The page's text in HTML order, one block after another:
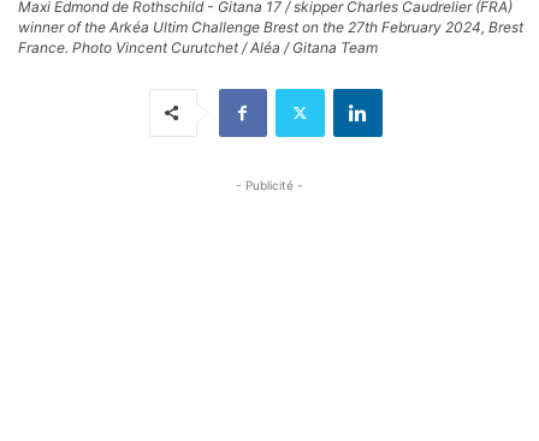
Maxi Edmond de Rothschild - Gitana 17 / skipper Charles Caudrelier (FRA)
winner of the Arkéa Ultim Challenge Brest on the 27th February 2024, Brest
France. Photo Vincent Curutchet / Aléa / Gitana Team
- Publicité -